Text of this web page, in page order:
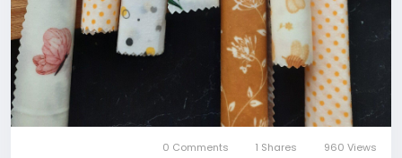
0 Comments 1 Shares 960 Views